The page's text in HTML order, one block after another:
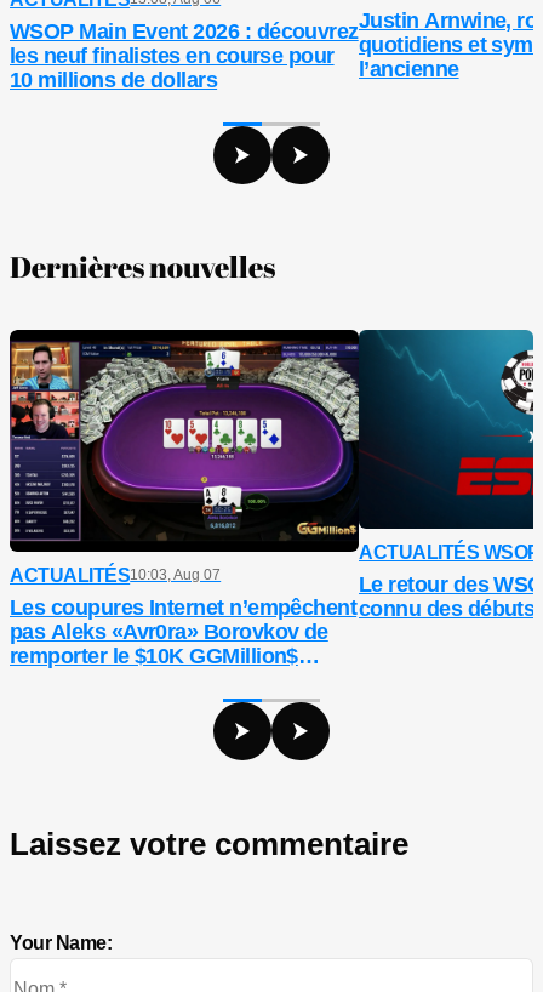
WSOP Main Event 2026 : découvrez
les neuf finalistes en course pour
10 millions de dollars
Justin Arnwine,
quotidiens et
l’ancienne
Dernières nouvelles
ACTUALITÉS10:03, Aug 07
Les coupures Internet n’empêchent
pas Aleks «Avr0ra» Borovkov de
remporter le $10K GGMillion$
ACTUALITÉS WSOP
Le retour des
connu des débuts
Laissez votre commentaire
Your Name: